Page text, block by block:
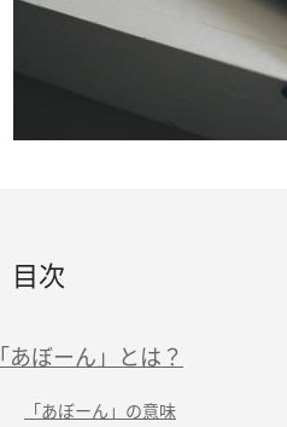
目次
「あぼーん」とは？
「あぼーん」の意味